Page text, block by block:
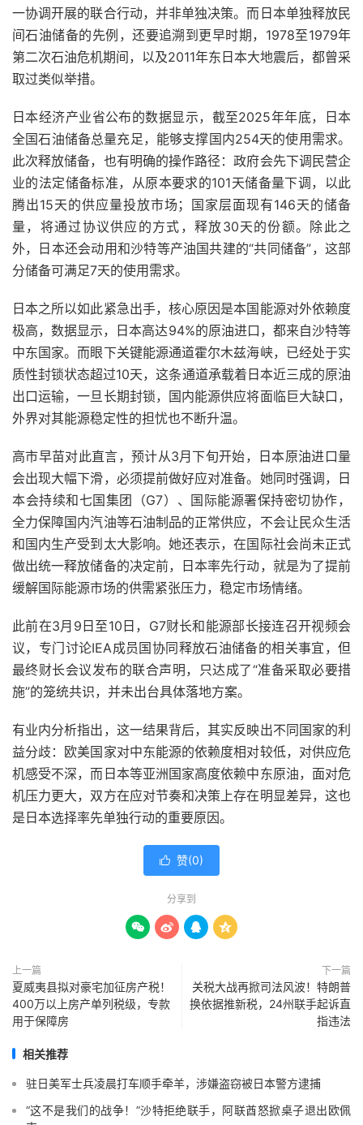
一协调开展的联合行动，并非单独决策。而日本单独释放民
间石油储备的先例，还要追溯到更早时期，1978至1979年
第二次石油危机期间，以及2011年东日本大地震后，都曾采
取过类似举措。
日本经济产业省公布的数据显示，截至2025年年底，日本
全国石油储备总量充足，能够支撑国内254天的使用需求。
此次释放储备，也有明确的操作路径：政府会先下调民营企
业的法定储备标准，从原本要求的101天储备量下调，以此
腾出15天的供应量投放市场；国家层面现有146天的储备
量，将通过协议供应的方式，释放30天的份额。除此之
外，日本还会动用和沙特等产油国共建的“共同储备”，这部
分储备可满足7天的使用需求。
日本之所以如此紧急出手，核心原因是本国能源对外依赖度
极高，数据显示，日本高达94%的原油进口，都来自沙特等
中东国家。而眼下关键能源通道霍尔木兹海峡，已经处于实
质性封锁状态超过10天，这条通道承载着日本近三成的原油
出口运输，一旦长期封锁，国内能源供应将面临巨大缺口，
外界对其能源稳定性的担忧也不断升温。
高市早苗对此直言，预计从3月下旬开始，日本原油进口量
会出现大幅下滑，必须提前做好应对准备。她同时强调，日
本会持续和七国集团（G7）、国际能源署保持密切协作，
全力保障国内汽油等石油制品的正常供应，不会让民众生活
和国内生产受到太大影响。她还表示，在国际社会尚未正式
做出统一释放储备的决定前，日本率先行动，就是为了提前
缓解国际能源市场的供需紧张压力，稳定市场情绪。
此前在3月9日至10日，G7财长和能源部长接连召开视频会
议，专门讨论IEA成员国协同释放石油储备的相关事宜，但
最终财长会议发布的联合声明，只达成了“准备采取必要措
施”的笼统共识，并未出台具体落地方案。
有业内分析指出，这一结果背后，其实反映出不同国家的利
益分歧：欧美国家对中东能源的依赖度相对较低，对供应危
机感受不深，而日本等亚洲国家高度依赖中东原油，面对危
机压力更大，双方在应对节奏和决策上存在明显差异，这也
是日本选择率先单独行动的重要原因。
 赞(0)
分享到
   
上一篇
夏威夷县拟对豪宅加征房产税！
400万以上房产单列税级，专款
用于保障房
下一篇
关税大战再掀司法风波！特朗普
换依据推新税，24州联手起诉直
指违法
相关推荐
驻日美军士兵凌晨打车顺手牵羊，涉嫌盗窃被日本警方逮捕
“这不是我们的战争！”沙特拒绝联手，阿联酋怒掀桌子退出欧佩